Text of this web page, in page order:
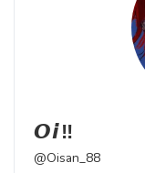
𝙊𝙞‼️
@Oisan_88